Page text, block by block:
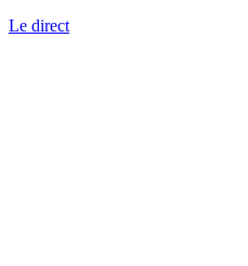
Le direct